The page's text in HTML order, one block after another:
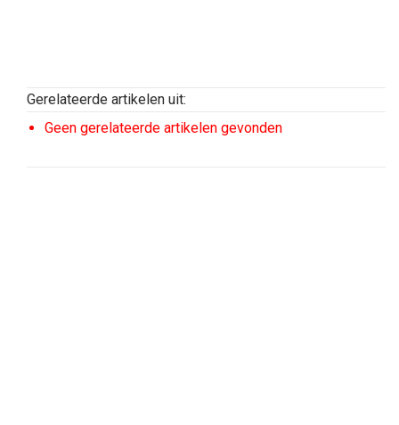
Gerelateerde artikelen uit:
Geen gerelateerde artikelen gevonden